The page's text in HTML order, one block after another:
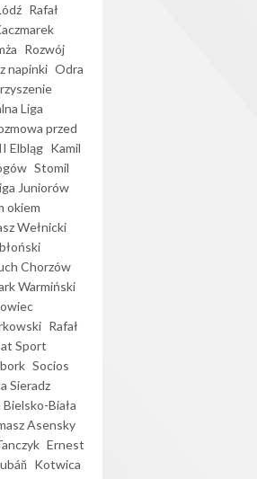
Rafał
Rozwój
napinki Odra
Liga
przed
Elbląg Kamil
Stomil
Juniorów
okiem
Wełnicki
Chorzów
Warmiński
Rafał
Sport
Socios
Sieradz
Biała
Asensky
Ernest
Kotwica